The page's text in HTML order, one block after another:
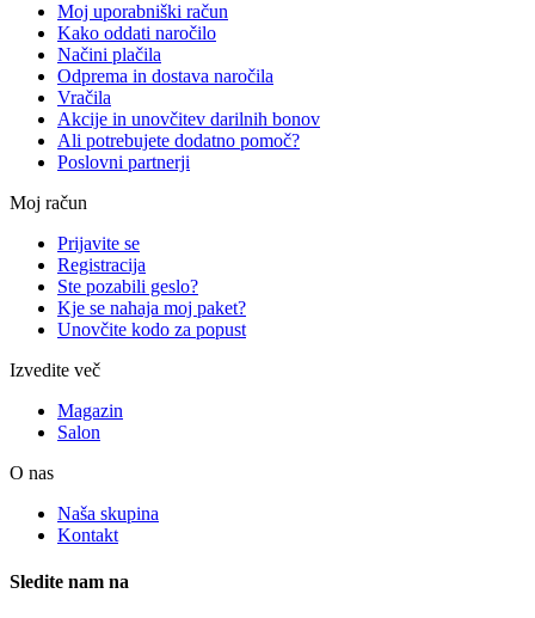
Moj uporabniški račun
Kako oddati naročilo
Načini plačila
Odprema in dostava naročila
Vračila
Akcije in unovčitev darilnih bonov
Ali potrebujete dodatno pomoč?
Poslovni partnerji
Moj račun
Prijavite se
Registracija
Ste pozabili geslo?
Kje se nahaja moj paket?
Unovčite kodo za popust
Izvedite več
Magazin
Salon
O nas
Naša skupina
Kontakt
Sledite nam na